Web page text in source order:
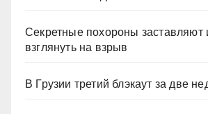
Секретные похороны заставляют
взглянуть на взрыв
В Грузии третий блэкаут за две